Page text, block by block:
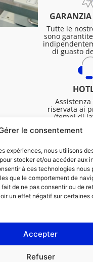
le consentement
expériences, nous utilisons
stocker et/ou accéder aux
à ces technologies nous
que le comportement de
de ne pas consentir ou de
un effet négatif sur certaines
Accepter
Refuser
Tutte le
sono
di guasto
riservata ai
(tempi di
Dal lunedì al